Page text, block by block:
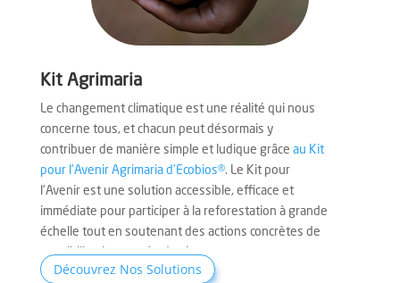
Kit Agrimaria
Le changement climatique est une réalité qui nous
concerne tous, et chacun peut désormais y
contribuer de manière simple et ludique grâce au Kit
pour l’Avenir Agrimaria d’Ecobios®. Le Kit pour
l’Avenir est une solution accessible, efficace et
immédiate pour participer à la reforestation à grande
échelle tout en soutenant des actions concrètes de
sensibilisation auprès des jeunes.
Découvrez Nos Solutions